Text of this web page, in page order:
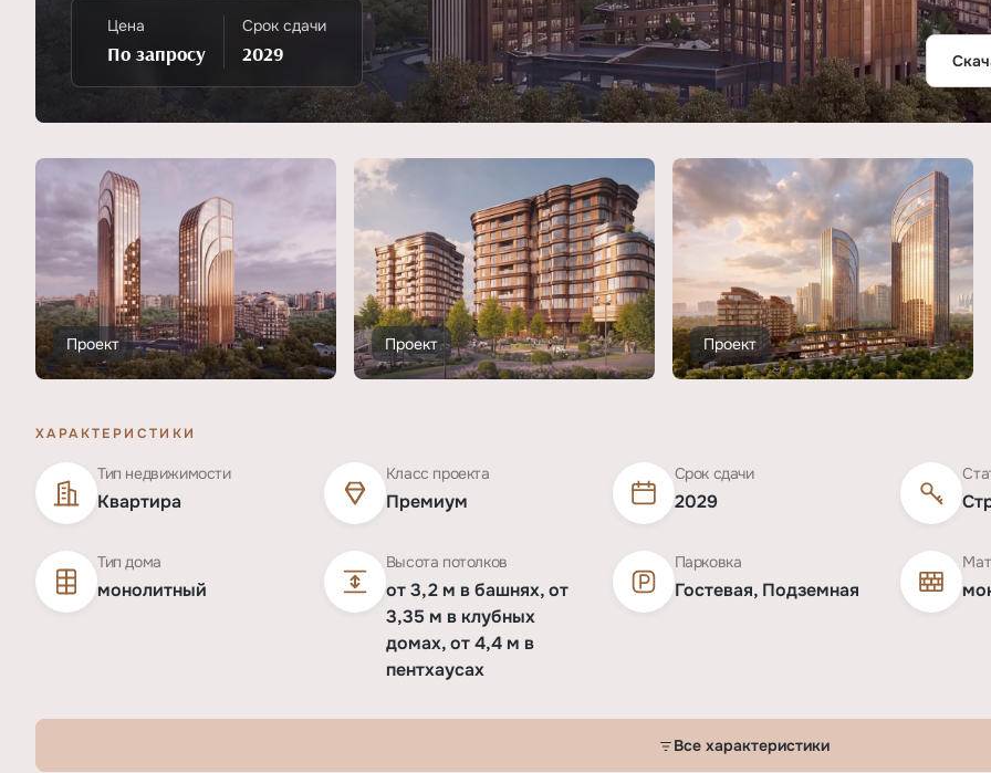
Цена
По запросу
Срок сдачи
2029
Проект Проект Проект
ХАРАКТЕРИСТИКИ
Тип недвижимости
Квартира
Класс проекта
Премиум
Срок сдачи
2029
Тип дома
монолитный
Высота потолков
от 3,2 м в башнях, от
3,35 м в клубных
домах, от 4,4 м в
пентхаусах
Парковка
Гостевая, Подземная
Все характеристики